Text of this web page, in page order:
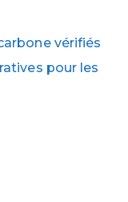
vérifiés
pour les